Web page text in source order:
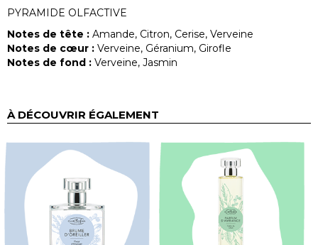
PYRAMIDE OLFACTIVE
Notes de tête : Amande, Citron, Cerise, Verveine
Notes de cœur : Verveine, Géranium, Girofle
Notes de fond : Verveine, Jasmin
À DÉCOUVRIR ÉGALEMENT